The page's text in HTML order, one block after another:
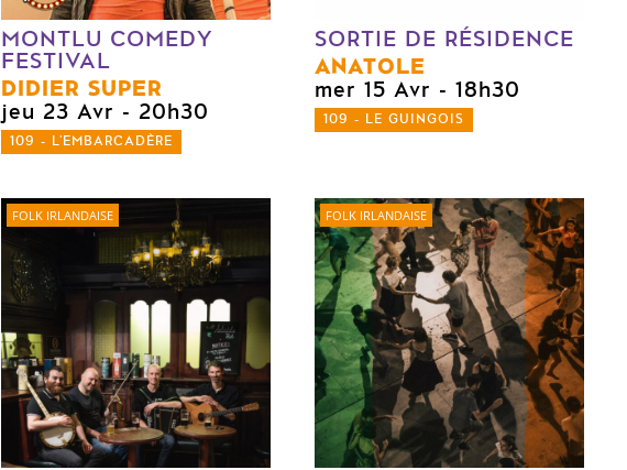
MONTLU COMEDY
FESTIVAL
DIDIER SUPER
jeu 23 Avr - 20h30
109 - L'EMBARCADÈRE
SORTIE DE RÉSIDENCE
ANATOLE
mer 15 Avr - 18h30
109 - LE GUINGOIS
FOLK IRLANDAISE FOLK IRLANDAISE